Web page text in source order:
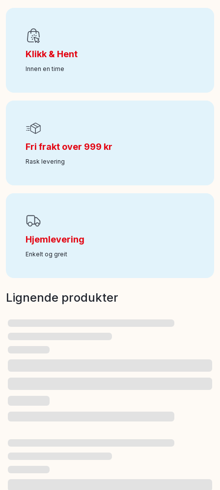
5702018056844
Alder fra: 7
Klikk & Hent
Innen en time
Fri frakt over 999 kr
Rask levering
Hjemlevering
Enkelt og greit
Lignende produkter